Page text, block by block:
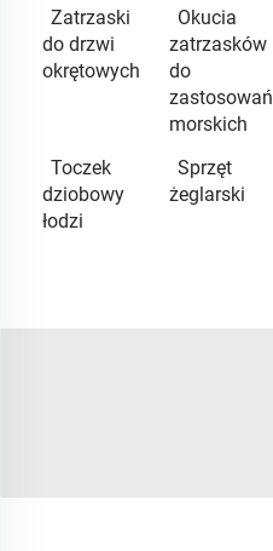
Zatrzaski
do drzwi
okrętowych
Okucia
zatrzasków
do
zastosowań
morskich
Toczek
dziobowy
łodzi
Sprzęt
żeglarski